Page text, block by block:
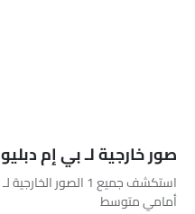
صور خارجية لـ بي إم دبليو X6 M 2026
أمامي متوسط